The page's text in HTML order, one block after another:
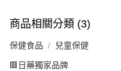
商品相關分類 (3)
保健食品 兒童保健
🟥日藥獨家品牌